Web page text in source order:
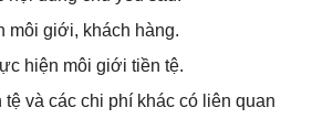
môi giới, khách hàng.
hiện môi giới tiền tệ.
và các chi phí khác có liên quan